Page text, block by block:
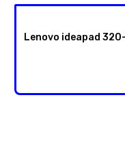
Lenovo ideapad